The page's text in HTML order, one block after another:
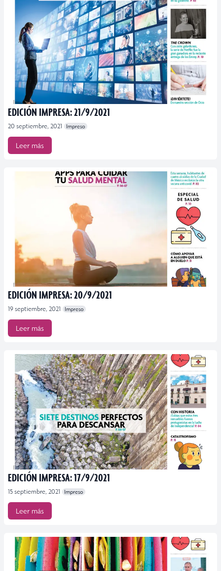
EDICIÓN IMPRESA: 21/9/2021
20 septiembre, 2021 Impreso
Leer más
EDICIÓN IMPRESA: 20/9/2021
19 septiembre, 2021 Impreso
Leer más
EDICIÓN IMPRESA: 17/9/2021
15 septiembre, 2021 Impreso
Leer más